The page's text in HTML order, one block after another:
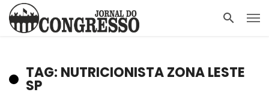
TAG: NUTRICIONISTA ZONA LESTE
SP